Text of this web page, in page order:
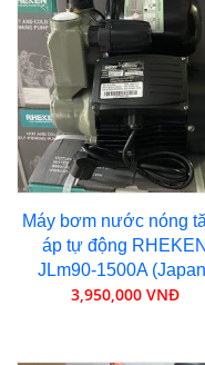
Máy bơm nước nóng
áp tự động RHEKEN
JLm90-1500A
3,950,000 VNĐ